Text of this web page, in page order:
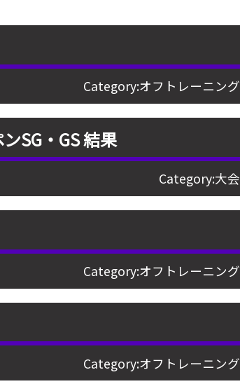
Category:オフトレーニング
SG・GS 結果
Category:大会
Category:オフトレーニング
Category:オフトレーニング